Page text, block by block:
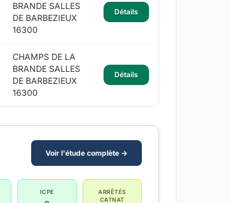
BRANDE SALLES
DE BARBEZIEUX
16300
Détails
CHAMPS DE LA
BRANDE SALLES
DE BARBEZIEUX
16300
Détails
Voir l'étude complète →
ICPE
ARRÊTÉS
CATNAT